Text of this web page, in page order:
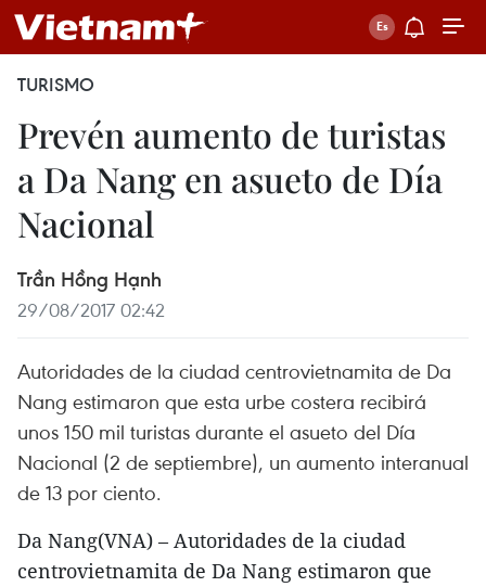
TURISMO
Prevén aumento de turistas
a Da Nang en asueto de Día
Nacional
Trần Hồng Hạnh
29/08/2017 02:42
Autoridades de la ciudad centrovietnamita de Da
Nang estimaron que esta urbe costera recibirá
unos 150 mil turistas durante el asueto del Día
Nacional (2 de septiembre), un aumento interanual
de 13 por ciento.
Da Nang(VNA) – Autoridades de la ciudad
centrovietnamita de Da Nang estimaron que